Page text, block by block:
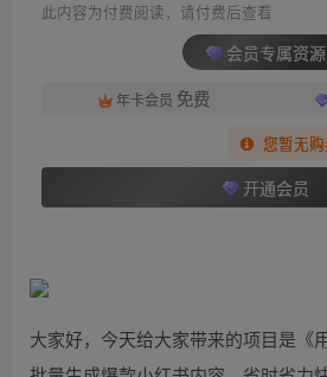
此内容为付费阅读，请付费后查看
会员专属资源
年卡会员 免费
您暂无
开通会员
大家好，今天给大家带来的项目是《